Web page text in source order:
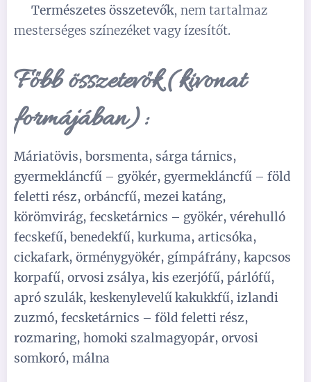
Természetes összetevők, nem tartalmaz
mesterséges színezéket vagy ízesítőt.
Főbb összetevők (kivonat
formájában):
Máriatövis, borsmenta, sárga tárnics,
gyermekláncfű – gyökér, gyermekláncfű – föld
feletti rész, orbáncfű, mezei katáng,
körömvirág, fecsketárnics – gyökér, vérehulló
fecskefű, benedekfű, kurkuma, articsóka,
cickafark, örménygyökér, gímpáfrány, kapcsos
korpafű, orvosi zsálya, kis ezerjófű, párlófű,
apró szulák, keskenylevelű kakukkfű, izlandi
zuzmó, fecsketárnics – föld feletti rész,
rozmaring, homoki szalmagyopár, orvosi
somkoró, málna